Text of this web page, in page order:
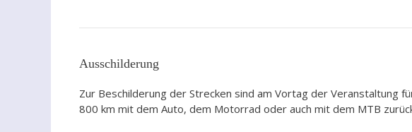
Ausschilderung
Zur Beschilderung der Strecken sind am Vortag der Veranstaltung
800 km mit dem Auto, dem Motorrad oder auch mit dem MTB